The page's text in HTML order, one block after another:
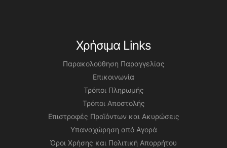
Χρήσιμα Links
Παρακολούθηση Παραγγελίας
Επικοινωνία
Τρόποι Πληρωμής
Τρόποι Αποστολής
Επιστροφές Προϊόντων και Ακυρώσεις
Υπαναχώρηση από Αγορά
Όροι Χρήσης και Πολιτική Απορρήτου